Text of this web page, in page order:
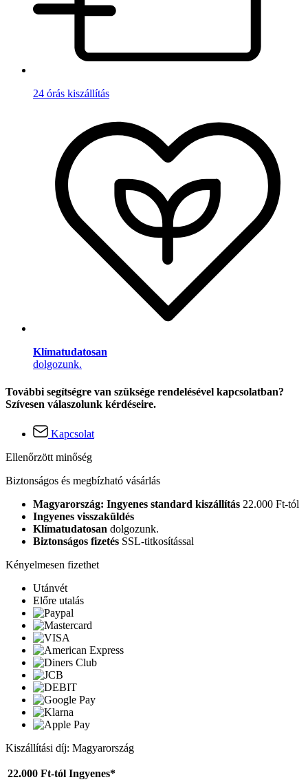
24 órás kiszállítás
Klímatudatosan
dolgozunk.
További segítségre van szüksége rendelésével kapcsolatban?
Szívesen válaszolunk kérdéseire.
Kapcsolat
Ellenőrzött minőség
Biztonságos és megbízható vásárlás
Magyarország: Ingyenes standard kiszállítás 22.000 Ft-tól
Ingyenes visszaküldés
Klímatudatosan dolgozunk.
Biztonságos fizetés SSL-titkosítással
Kényelmesen fizethet
Utánvét
Előre utalás
Kiszállítási díj: Magyarország
22.000 Ft-tól Ingyenes*